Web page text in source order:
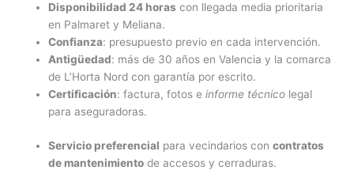
Disponibilidad 24 horas con llegada media prioritaria
en Palmaret y Meliana.
Confianza: presupuesto previo en cada intervención.
Antigüedad: más de 30 años en Valencia y la comarca
de L’Horta Nord con garantía por escrito.
Certificación: factura, fotos einforme técnico legal
para aseguradoras.
Servicio preferencial para vecindarios concontratos
de mantenimiento de accesos y cerraduras.